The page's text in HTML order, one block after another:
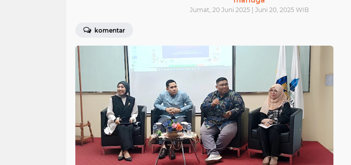
Jumat, 20 Juni 2025 | Juni 20, 2025 WIB
komentar